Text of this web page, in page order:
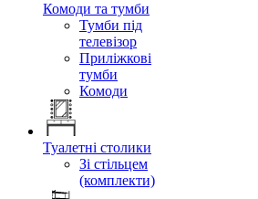
Комоди та тумби
Тумби під
телевізор
Приліжкові
тумби
Комоди
Туалетні столики
Зі стільцем
(комплекти)